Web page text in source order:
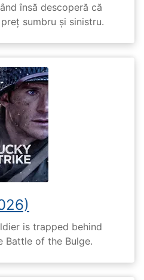
însă descoperă că
sumbru și sinistru.
is trapped behind
Battle of the Bulge.